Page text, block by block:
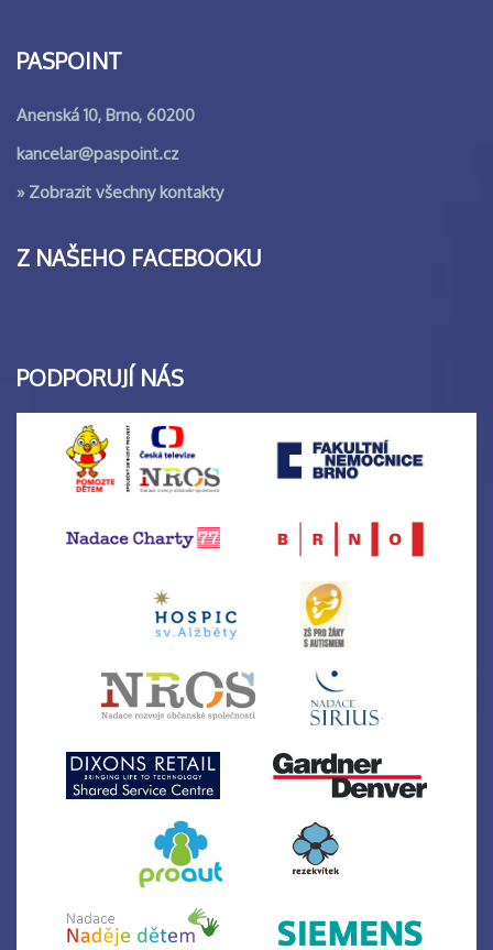
PASPOINT
Anenská 10, Brno, 60200
kancelar@paspoint.cz
» Zobrazit všechny kontakty
Z NAŠEHO FACEBOOKU
PODPORUJÍ NÁS